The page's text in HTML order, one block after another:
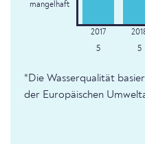
mangelhaft
5 5
*Die Wasserqualität
der Europäischen